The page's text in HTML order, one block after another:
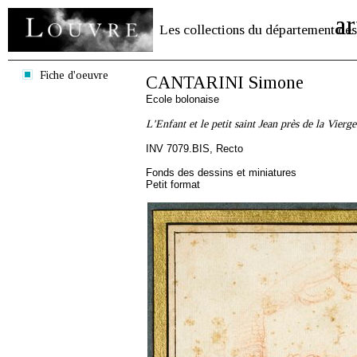
Les collections du département des
Fiche d'oeuvre CANTARINI Simone
Ecole bolonaise
L'Enfant et le petit saint Jean près de la
INV 7079.BIS, Recto
Fonds des dessins et miniatures
Petit format